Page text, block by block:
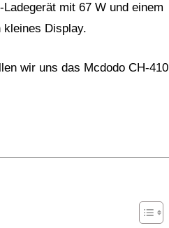
mit 67 W und einem
kleines Display.
wir uns das Mcdodo CH-410